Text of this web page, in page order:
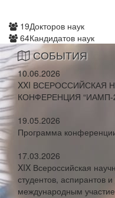
19Докторов наук
64Кандидатов наук
СОБЫТИЯ
10.06.2026
XXI ВСЕРОССИЙСКАЯ
КОНФЕРЕНЦИЯ “ИАМП-
19.05.2026
Программа
17.03.2026
XIX Всероссийская
студентов, аспирантов
международным